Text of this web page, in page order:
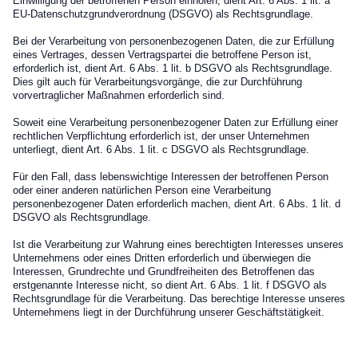
EU-Datenschutzgrundverordnung (DSGVO) als Rechtsgrundlage.
Bei der Verarbeitung von personenbezogenen Daten, die zur Erfüllung
eines Vertrages, dessen Vertragspartei die betroffene Person ist,
erforderlich ist, dient Art. 6 Abs. 1 lit. b DSGVO als Rechtsgrundlage.
Dies gilt auch für Verarbeitungsvorgänge, die zur Durchführung
vorvertraglicher Maßnahmen erforderlich sind.
Soweit eine Verarbeitung personenbezogener Daten zur Erfüllung einer
rechtlichen Verpflichtung erforderlich ist, der unser Unternehmen
unterliegt, dient Art. 6 Abs. 1 lit. c DSGVO als Rechtsgrundlage.
Für den Fall, dass lebenswichtige Interessen der betroffenen Person
oder einer anderen natürlichen Person eine Verarbeitung
personenbezogener Daten erforderlich machen, dient Art. 6 Abs. 1 lit. d
DSGVO als Rechtsgrundlage.
Ist die Verarbeitung zur Wahrung eines berechtigten Interesses unseres
Unternehmens oder eines Dritten erforderlich und überwiegen die
Interessen, Grundrechte und Grundfreiheiten des Betroffenen das
erstgenannte Interesse nicht, so dient Art. 6 Abs. 1 lit. f DSGVO als
Rechtsgrundlage für die Verarbeitung. Das berechtige Interesse unseres
Unternehmens liegt in der Durchführung unserer Geschäftstätigkeit.